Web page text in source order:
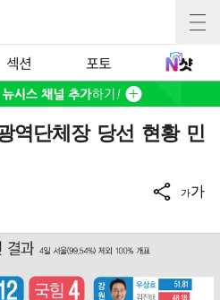
섹션 포토
역단체장 당선 현황 민
가가